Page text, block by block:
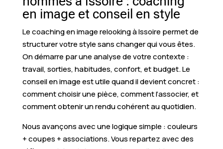
en image et conseil en style
Le coaching en image relooking à Issoire permet de
structurer votre style sans changer qui vous êtes.
On démarre par une analyse de votre contexte :
travail, sorties, habitudes, confort, et budget. Le
conseil en image est utile quand il devient concret :
comment choisir une pièce, comment l’associer, et
comment obtenir un rendu cohérent au quotidien.
Nous avançons avec une logique simple : couleurs
+ coupes + associations. Vous repartez avec des